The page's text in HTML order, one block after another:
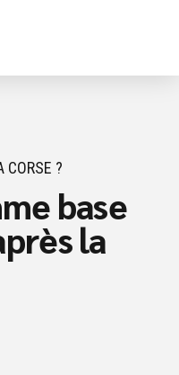
CORSE ?
base
la